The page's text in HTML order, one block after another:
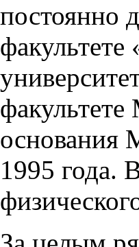
постоянно
основания
1995 года.